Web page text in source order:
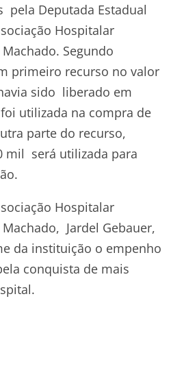
pela Deputada Estadual
Hospitalar
Segundo
primeiro recurso no valor
sido liberado em
utilizada na compra de
parte do recurso,
mil será utilizada para
Hospitalar
Jardel Gebauer,
da instituição o empenho
conquista de mais